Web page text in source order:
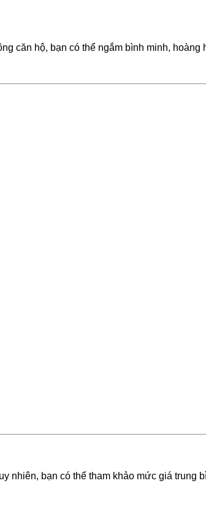
căn hộ, bạn có thể ngắm bình minh, hoàng
nhiên, bạn có thể tham khảo mức giá trung